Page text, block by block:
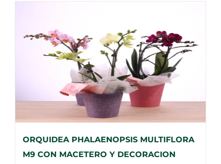
ORQUIDEA PHALAENOPSIS MULTIFLORA
M9 CON MACETERO Y DECORACION